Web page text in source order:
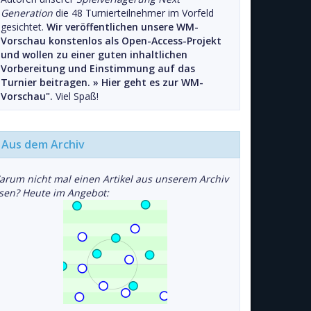
Generation die 48 Turnierteilnehmer im Vorfeld
gesichtet. Wir veröffentlichen unsere WM-
Vorschau konstenlos als Open-Access-Projekt
und wollen zu einer guten inhaltlichen
Vorbereitung und Einstimmung auf das
Turnier beitragen. » Hier geht es zur WM-
Vorschau". Viel Spaß!
Aus dem Archiv
nicht mal einen Artikel aus unserem Archiv
Heute im Angebot: